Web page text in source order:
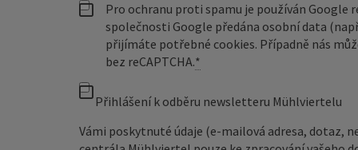
Pro ochranu proti spamu je používán Google
společnosti Google předána osobní data
přijímáte potřebné cookies. Případně nás
bez reCAPTCHA.*
Přihlášení k odběru newsletteru Mühlviertelu
Vámi poskytnuté údaje (e-mailová adresa, dotaz,